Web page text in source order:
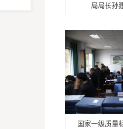
局局长孙
国家一级质量